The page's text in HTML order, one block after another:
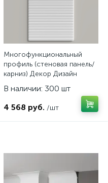
Многофункциональный
профиль (стеновая панель/
карниз) Декор Дизайн
200x10x3000мм
В наличии: 300 шт
4 568 руб. /шт